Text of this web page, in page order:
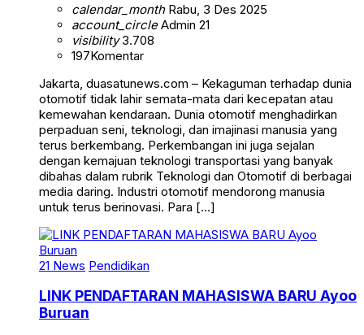
calendar_monthRabu, 3 Des 2025
account_circleAdmin 21
visibility3.708
197Komentar
Jakarta, duasatunews.com – Kekaguman terhadap dunia
otomotif tidak lahir semata-mata dari kecepatan atau
kemewahan kendaraan. Dunia otomotif menghadirkan
perpaduan seni, teknologi, dan imajinasi manusia yang
terus berkembang. Perkembangan ini juga sejalan
dengan kemajuan teknologi transportasi yang banyak
dibahas dalam rubrik Teknologi dan Otomotif di berbagai
media daring. Industri otomotif mendorong manusia
untuk terus berinovasi. Para […]
21 News Pendidikan
LINK PENDAFTARAN MAHASISWA BARU Ayoo
Buruan